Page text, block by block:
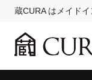
蔵CURA はメイド